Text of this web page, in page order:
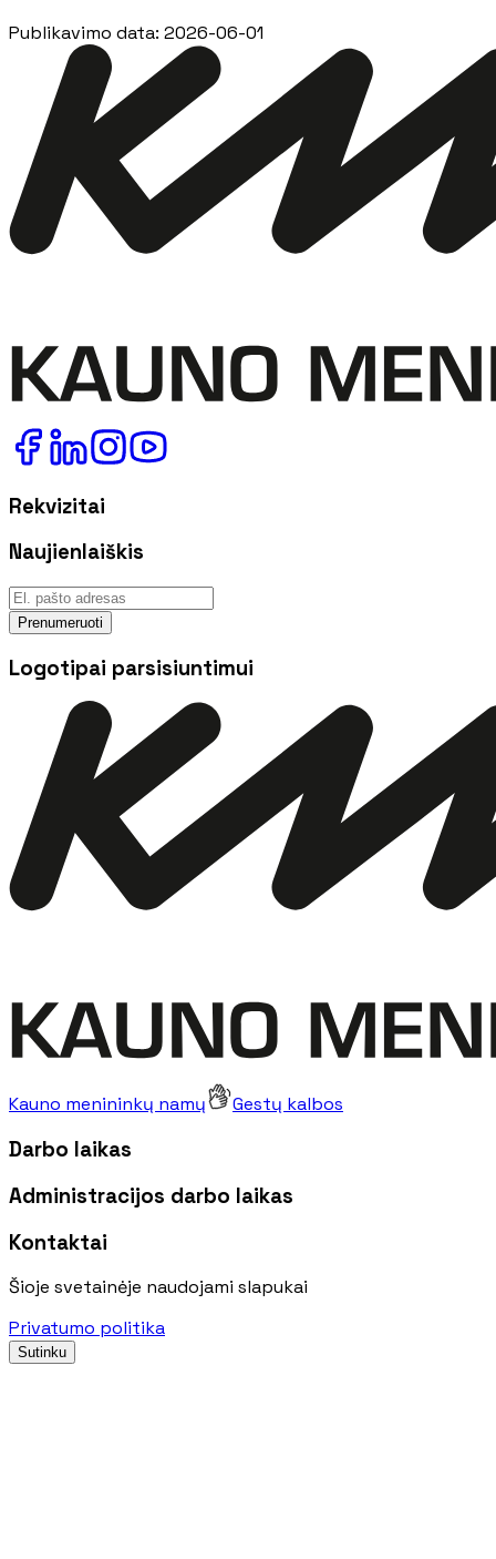
Publikavimo data: 2026-06-01
Rekvizitai
Naujienlaiškis
Prenumeruoti
Logotipai parsisiuntimui
Kauno menininkų namų Gestų kalbos
Darbo laikas
Administracijos darbo laikas
Kontaktai
Šioje svetainėje naudojami slapukai
Privatumo politika
Sutinku